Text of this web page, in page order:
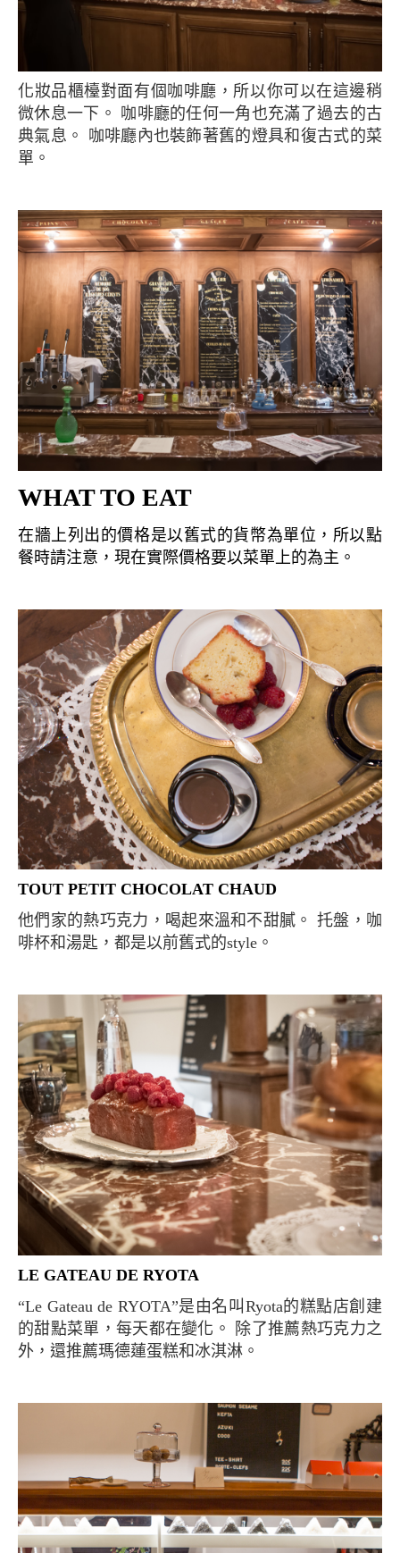
化妝品櫃檯對面有個咖啡廳，所以你可以在這邊稍
微休息一下。 咖啡廳的任何一角也充滿了過去的古
典氣息。 咖啡廳內也裝飾著舊的燈具和復古式的菜
單。
WHAT TO EAT
在牆上列出的價格是以舊式的貨幣為單位，所以點
餐時請注意，現在實際價格要以菜單上的為主。
TOUT PETIT CHOCOLAT CHAUD
他們家的熱巧克力，喝起來溫和不甜膩。 托盤，咖
啡杯和湯匙，都是以前舊式的style。
LE GATEAU DE RYOTA
“Le Gateau de RYOTA”是由名叫Ryota的糕點店創建
的甜點菜單，每天都在變化。 除了推薦熱巧克力之
外，還推薦瑪德蓮蛋糕和冰淇淋。